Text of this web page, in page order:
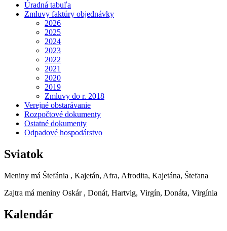
Úradná tabuľa
Zmluvy faktúry objednávky
2026
2025
2024
2023
2022
2021
2020
2019
Zmluvy do r. 2018
Verejné obstarávanie
Rozpočtové dokumenty
Ostatné dokumenty
Odpadové hospodárstvo
Sviatok
Meniny má Štefánia , Kajetán, Afra, Afrodita, Kajetána, Štefana
Zajtra má meniny Oskár , Donát, Hartvig, Virgín, Donáta, Virgínia
Kalendár